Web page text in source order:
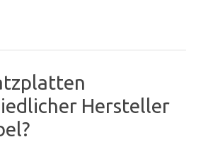
Hersteller